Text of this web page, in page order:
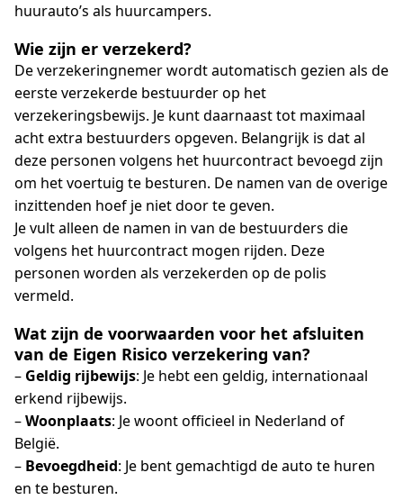
huurauto’s als huurcampers.
Wie zijn er verzekerd?
De verzekeringnemer wordt automatisch gezien als de
eerste verzekerde bestuurder op het
verzekeringsbewijs. Je kunt daarnaast tot maximaal
acht extra bestuurders opgeven. Belangrijk is dat al
deze personen volgens het huurcontract bevoegd zijn
om het voertuig te besturen. De namen van de overige
inzittenden hoef je niet door te geven.
Je vult alleen de namen in van de bestuurders die
volgens het huurcontract mogen rijden. Deze
personen worden als verzekerden op de polis
vermeld.
Wat zijn de voorwaarden voor het afsluiten
van de Eigen Risico verzekering van?
– Geldig rijbewijs: Je hebt een geldig, internationaal
erkend rijbewijs.
–Woonplaats: Je woont officieel in Nederland of
België.
– Bevoegdheid: Je bent gemachtigd de auto te huren
en te besturen.